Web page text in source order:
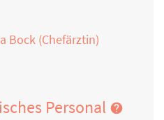
Bock (Chefärztin)
Personal